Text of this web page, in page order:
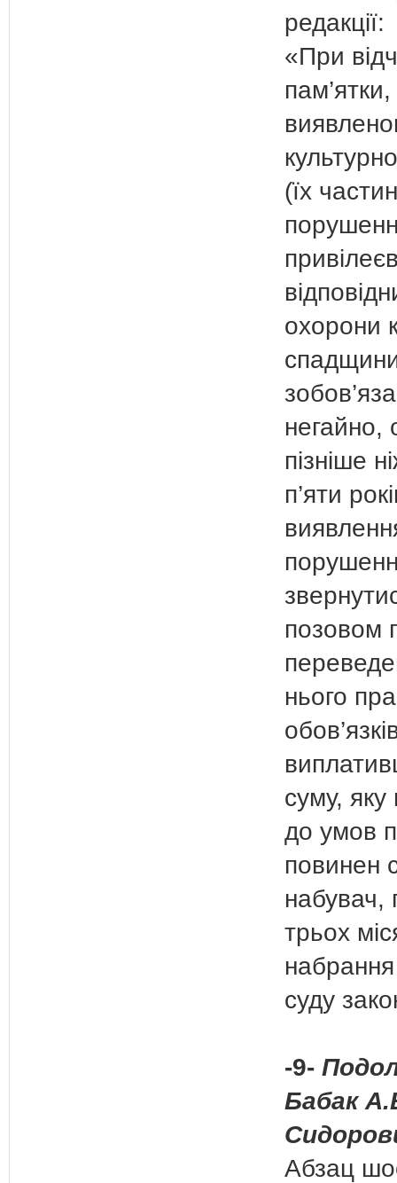
редакції:
«При
(їх
охорони
негайно,
пізніше
п’яти
позовом
нього
суму, яку
до умов
повинен
набувач,
трьох
суду
-9-
Бабак
Абзац